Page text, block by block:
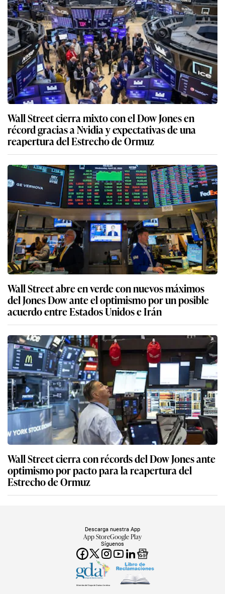
Wall Street cierra mixto con el Dow Jones en
récord gracias a Nvidia y expectativas de una
reapertura del Estrecho de Ormuz
Wall Street abre en verde con nuevos máximos
del Jones Dow ante el optimismo por un posible
acuerdo entre Estados Unidos e Irán
Wall Street cierra con récords del Dow Jones ante
optimismo por pacto para la reapertura del
Estrecho de Ormuz
Síguenos
Descarga nuestra App
App StoreGoogle Play
Miembro del Grupo de Diarios América